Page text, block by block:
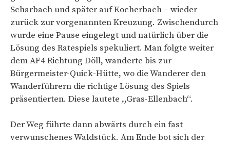
Scharbach und später auf Kocherbach – wieder
zurück zur vorgenannten Kreuzung. Zwischendurch
wurde eine Pause eingelegt und natürlich über die
Lösung des Ratespiels spekuliert. Man folgte weiter
dem AF4 Richtung Döll, wanderte bis zur
Bürgermeister-Quick-Hütte, wo die Wanderer den
Wanderführern die richtige Lösung des Spiels
präsentierten. Diese lautete ,,Gras-Ellenbach“.
Der Weg führte dann abwärts durch ein fast
verwunschenes Waldstück. Am Ende bot sich der